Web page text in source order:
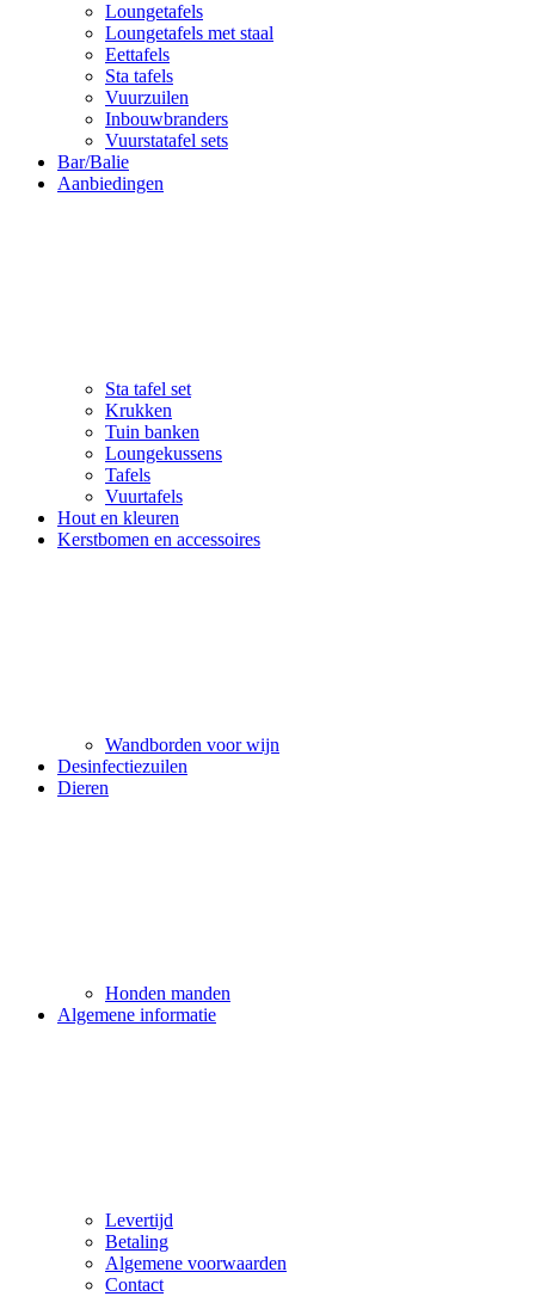
Loungetafels
Loungetafels met staal
Eettafels
Sta tafels
Vuurzuilen
Inbouwbranders
Vuurstatafel sets
Bar/Balie
Aanbiedingen
Sta tafel set
Krukken
Tuin banken
Loungekussens
Tafels
Vuurtafels
Hout en kleuren
Kerstbomen en accessoires
Wandborden voor wijn
Desinfectiezuilen
Dieren
Honden manden
Algemene informatie
Levertijd
Betaling
Algemene voorwaarden
Contact